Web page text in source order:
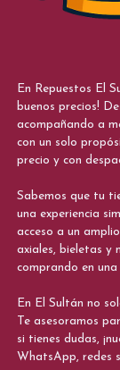
En Repuestos El
buenos precios!
acompañando a
con un solo
precio y con
Sabemos que tu
una experiencia
acceso a un
axiales, bieletas y
comprando en
En El Sultán no
Te asesoramos
si tienes dudas,
WhatsApp, redes